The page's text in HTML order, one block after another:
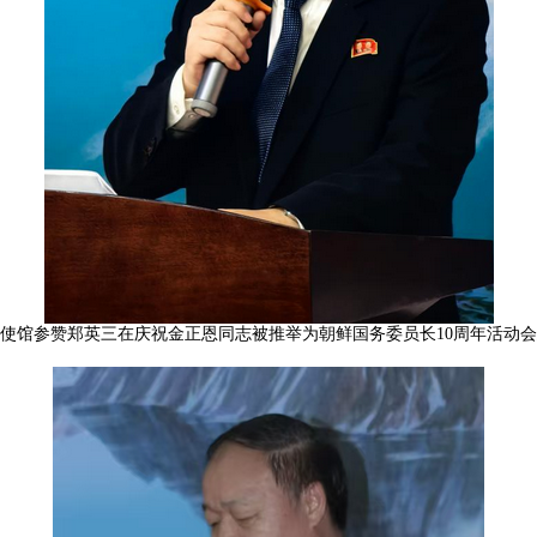
馆参赞郑英三在庆祝金正恩同志被推举为朝鲜国务委员长10周年活动会